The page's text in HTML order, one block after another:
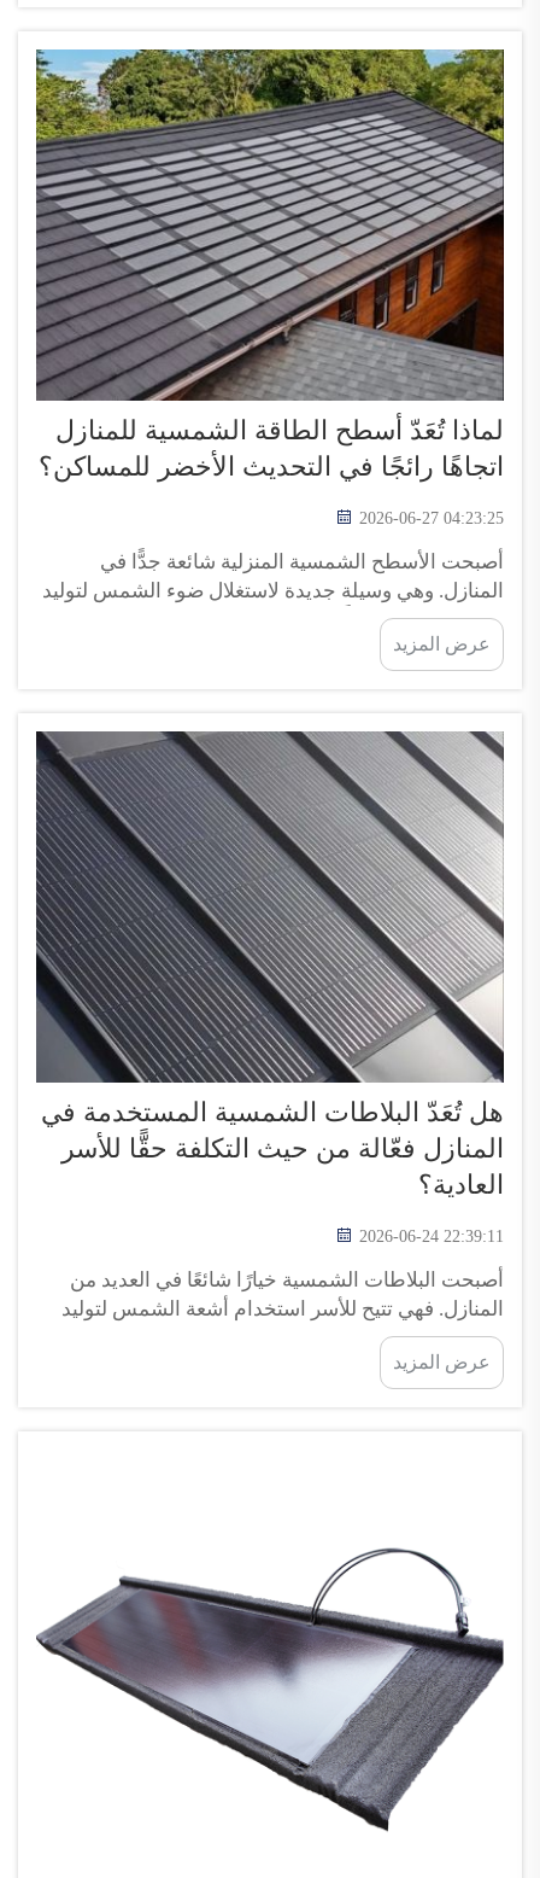
لماذا تُعَدّ أسطح الطاقة الشمسية للمنازل
اتجاهًا رائجًا في التحديث الأخضر للمساكن؟
2026-06-27 04:23:25
أصبحت الأسطح الشمسية المنزلية شائعة جدًّا في
المنازل. وهي وسيلة جديدة لاستغلال ضوء الشمس لتوليد
الطاقة للمنزل. وبدلًا من الألواح الشمسية الكبيرة التي
تُركَّب على السطح، تُصنع الأسطح الشمسية لتبدو كأسطح
منزلية عادية. وهذا يعني أنها تندمج بانسجام مع مظهر
حماية البيئة...
عرض المزيد
هل تُعَدّ البلاطات الشمسية المستخدمة في
المنازل فعّالة من حيث التكلفة حقًّا للأسر
العادية؟
2026-06-24 22:39:11
أصبحت البلاطات الشمسية خيارًا شائعًا في العديد من
المنازل. فهي تتيح للأسر استخدام أشعة الشمس لتوليد
الكهرباء، مما قد يساعد في توفير المال على المدى
الطويل. ومع ذلك، لا يزال كثير من الناس يتساءلون عما
إذا كانت فعّالة من حيث التكلفة حقًّا للمنازل العادية.
عرض المزيد